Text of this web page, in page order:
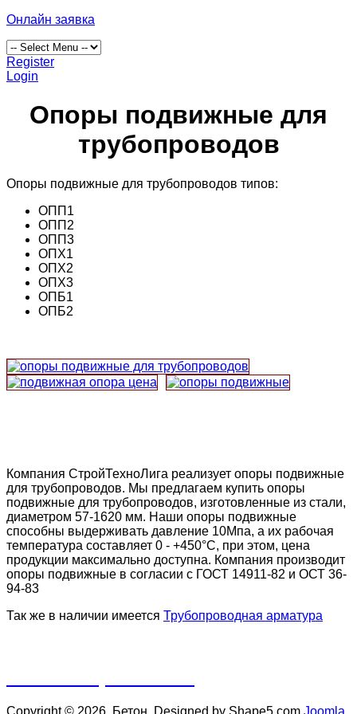
Онлайн заявка
Register
Login
Опоры подвижные для
трубопроводов
Опоры подвижные для трубопроводов типов:
ОПП1
ОПП2
ОПП3
ОПХ1
ОПХ2
ОПХ3
ОПБ1
ОПБ2
Компания СтройТехноЛига реализует опоры подвижные
для трубопроводов. Мы предлагаем купить опоры
подвижные для трубопроводов, изготовленные из стали,
диаметром 57-1620 мм. Наши опоры подвижные
способны выдерживать давление 10Мпа, а их рабочая
температура составляет 0 - +450°C, при этом, цена
продукции максимально доступна. Компания производит
опоры подвижные в согласии с ГОСТ 14911-82 и ОСТ 36-
94-83
Так же в наличии имеется Трубопроводная арматура
Copyright © 2026. Бетон. Designed by Shape5.com Joomla